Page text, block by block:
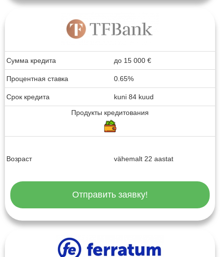
Сумма кредита до 15 000 €
Процентная ставка 0.65%
Срок кредита
kuni 84 kuud
Продукты кредитования
Возраст vähemalt 22 aastat
Отправить заявку!